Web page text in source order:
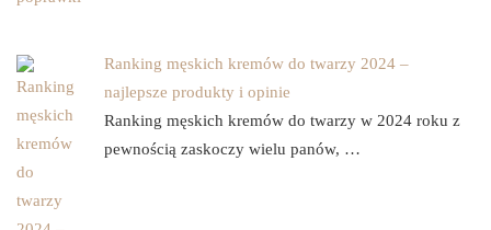
Ranking męskich kremów do twarzy 2024 –
najlepsze produkty i opinie
Ranking męskich kremów do twarzy w 2024 roku z
pewnością zaskoczy wielu panów, …